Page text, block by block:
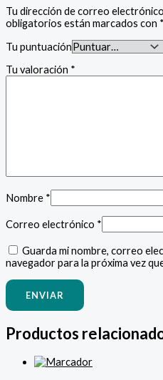
Tu dirección de correo
obligatorios están marcados con *
Tu puntuación
Tu valoración *
Nombre *
Correo electrónico *
Guarda mi nombre, correo
navegador para la próxima vez
Productos